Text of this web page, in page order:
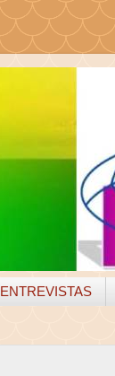
ENTREVISTAS